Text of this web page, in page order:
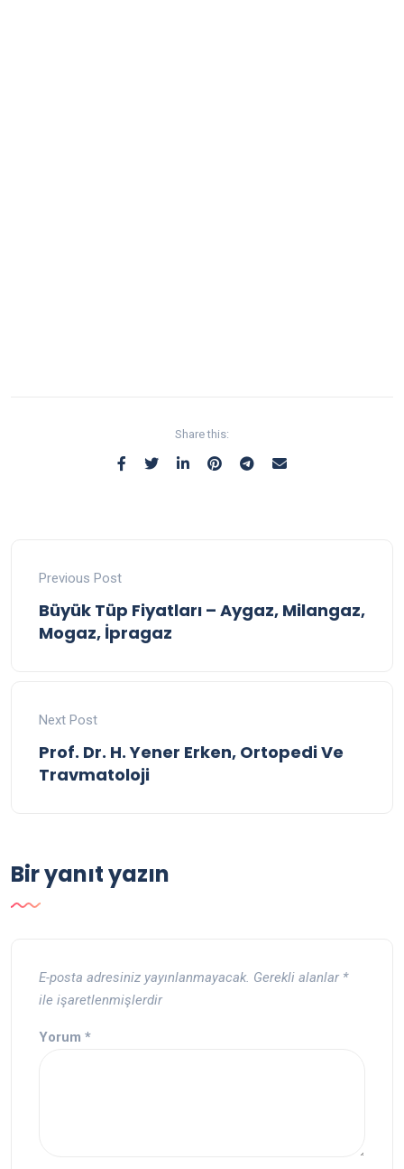
Share this:
Previous Post
Büyük Tüp Fiyatları – Aygaz, Milangaz,
Mogaz, İpragaz
Next Post
Prof. Dr. H. Yener Erken, Ortopedi Ve
Travmatoloji
Bir yanıt yazın
E-posta adresiniz yayınlanmayacak. Gerekli alanlar *
ile işaretlenmişlerdir
Yorum *